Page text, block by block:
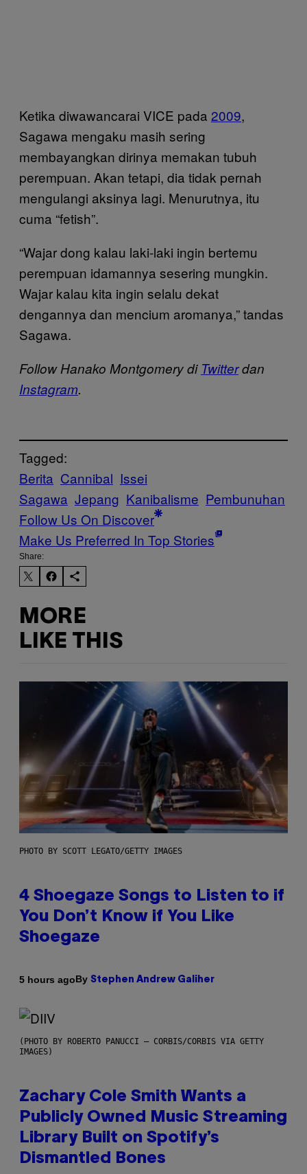
Ketika diwawancarai VICE pada 2009,
Sagawa mengaku masih sering
membayangkan dirinya memakan tubuh
perempuan. Akan tetapi, dia tidak pernah
mengulangi aksinya lagi. Menurutnya, itu
cuma “fetish”.
“Wajar dong kalau laki-laki ingin bertemu
perempuan idamannya sesering mungkin.
Wajar kalau kita ingin selalu dekat
dengannya dan mencium aromanya,” tandas
Sagawa.
Follow Hanako Montgomery di Twitterdan
Instagram.
Tagged:
Berita Cannibal Issei
Sagawa Jepang Kanibalisme Pembunuhan
Follow Us On Discover
Make Us Preferred In Top Stories
Share:
MORE
LIKE THIS
PHOTO BY SCOTT LEGATO/GETTY IMAGES
4 Shoegaze Songs to Listen to if
You Don’t Know if You Like
Shoegaze
5 hours agoBy Stephen Andrew Galiher
(PHOTO BY ROBERTO PANUCCI – CORBIS/CORBIS VIA GETTY
IMAGES)
Zachary Cole Smith Wants a
Publicly Owned Music Streaming
Library Built on Spotify’s
Dismantled Bones